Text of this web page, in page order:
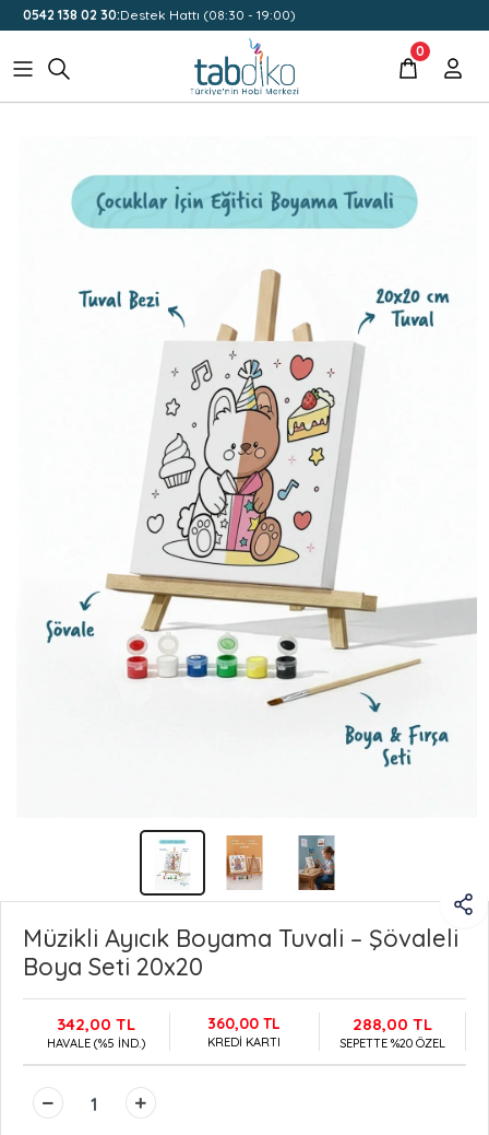
0542 138 02 30:Destek Hattı (08:30 - 19:00)
0
Müzikli Ayıcık Boyama Tuvali – Şövaleli
Boya Seti 20x20
342,00 TL
HAVALE (%5 İND.)
360,00 TL
KREDİ KARTI
288,00 TL
SEPETTE %20 ÖZEL